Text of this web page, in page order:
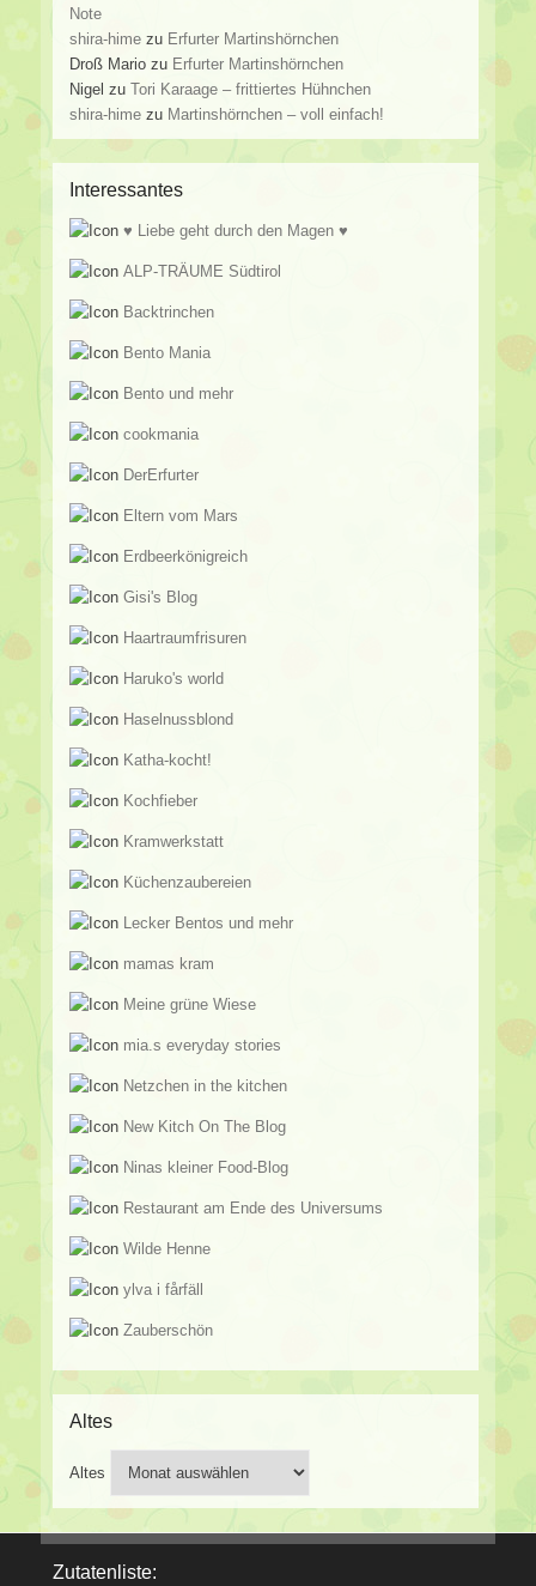
Note
shira-hime zu Erfurter Martinshörnchen
Droß Mario zu Erfurter Martinshörnchen
Nigel zuTori Karaage – frittiertes Hühnchen
shira-hime zu Martinshörnchen – voll einfach!
Interessantes
♥ Liebe geht durch den Magen ♥
ALP-TRÄUME Südtirol
Backtrinchen
Bento Mania
Bento und mehr
cookmania
DerErfurter
Eltern vom Mars
Erdbeerkönigreich
Gisi's Blog
Haartraumfrisuren
Haruko's world
Haselnussblond
Katha-kocht!
Kochfieber
Kramwerkstatt
Küchenzaubereien
Lecker Bentos und mehr
mamas kram
Meine grüne Wiese
mia.s everyday stories
Netzchen in the kitchen
New Kitch On The Blog
Ninas kleiner Food-Blog
Restaurant am Ende des Universums
Wilde Henne
ylva i fårfäll
Zauberschön
Altes
Altes
Zutatenliste: